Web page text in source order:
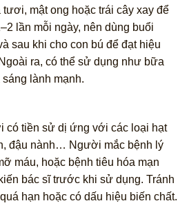
tươi, mật ong hoặc trái cây xay để
lần mỗi ngày, nên dùng buổi
sau khi cho con bú để đạt hiệu
ra, có thể sử dụng như bữa
lành mạnh.
có tiền sử dị ứng với các loại hạt
đậu nành… Người mắc bệnh lý
máu, hoặc bệnh tiêu hóa mạn
bác sĩ trước khi sử dụng. Tránh
hạn hoặc có dấu hiệu biến chất.